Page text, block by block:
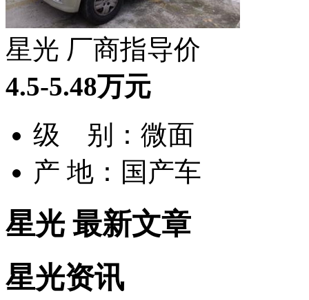
星光 厂商指导价
4.5-5.48万元
级 别： 微面
产 地： 国产车
星光 最新文章
星光资讯